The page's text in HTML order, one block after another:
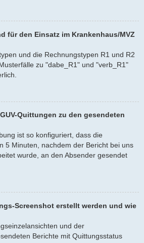
für den Einsatz im Krankenhaus/MVZ
und die Rechnungstypen R1 und R2
zu "dabe_R1" und "verb_R1"
Quittungen zu den gesendeten
ist so konfiguriert, dass die
5 Minuten, nachdem der Bericht bei uns
wurde, an den Absender gesendet
Screenshot erstellt werden und wie
und der
Berichte mit Quittungsstatus